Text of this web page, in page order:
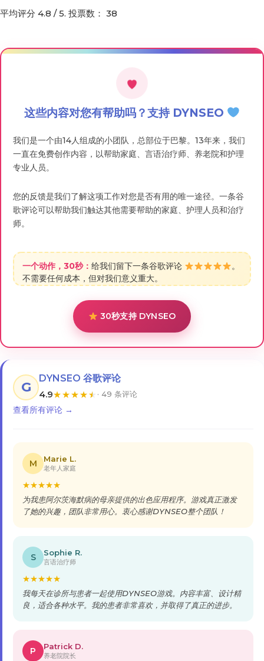
平均评分 4.8 / 5. 投票数： 38
这些内容对您有帮助吗？支持 DYNSEO
我们是一个由14人组成的小团队，总部位于巴黎。13年来，我们
一直在免费创作内容，以帮助家庭、言语治疗师、养老院和护理
专业人员。
您的反馈是我们了解这项工作对您是否有用的唯一途径。一条谷
歌评论可以帮助我们触达其他需要帮助的家庭、护理人员和治疗
师。
一个动作，30秒： 给我们留下一条谷歌评论
。
不需要任何成本，但对我们意义重大。
30秒支持 DYNSEO
G
DYNSEO 谷歌评论
4.9★★★★★ · 49 条评论
查看所有评论 →
M Marie L.
老年人家庭
★★★★★
为我患阿尔茨海默病的母亲提供的出色应用程序。游戏真正激发
了她的兴趣，团队非常用心。衷心感谢DYNSEO整个团队！
S Sophie R.
言语治疗师
★★★★★
我每天在诊所与患者一起使用DYNSEO游戏。内容丰富、设计精
良，适合各种水平。我的患者非常喜欢，并取得了真正的进步。
P Patrick D.
养老院院长